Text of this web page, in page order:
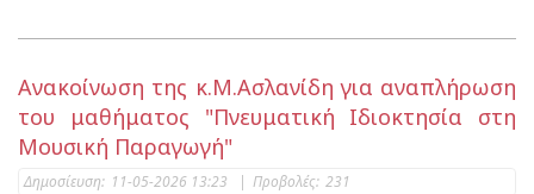
Ανακοίνωση της κ.Μ.Ασλανίδη για αναπλήρωση
του μαθήματος "Πνευματική Ιδιοκτησία στη
Μουσική Παραγωγή"
Δημοσίευση: 11-05-2026 13:23 | Προβολές: 231